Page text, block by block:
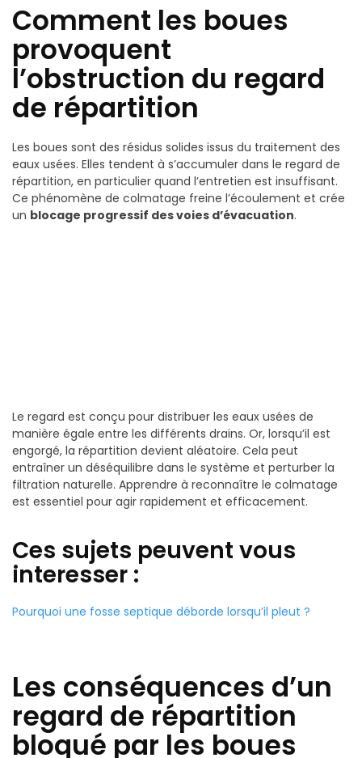
Comment les boues
provoquent
l’obstruction du regard
de répartition
Les boues sont des résidus solides issus du traitement des
eaux usées. Elles tendent à s’accumuler dans le regard de
répartition, en particulier quand l’entretien est insuffisant.
Ce phénomène de colmatage freine l’écoulement et crée
un blocage progressif des voies d’évacuation.
Le regard est conçu pour distribuer les eaux usées de
manière égale entre les différents drains. Or, lorsqu’il est
engorgé, la répartition devient aléatoire. Cela peut
entraîner un déséquilibre dans le système et perturber la
filtration naturelle. Apprendre à reconnaître le colmatage
est essentiel pour agir rapidement et efficacement.
Ces sujets peuvent vous
interesser :
Pourquoi une fosse septique déborde lorsqu’il pleut ?
Les conséquences d’un
regard de répartition
bloqué par les boues